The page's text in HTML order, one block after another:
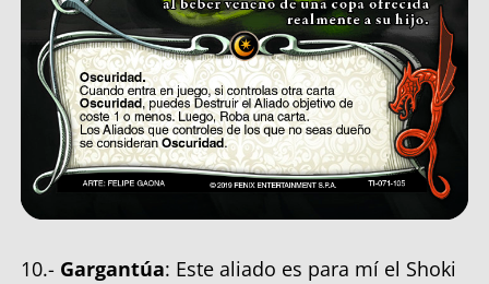
10.- Gargantúa: Este aliado es para mí el Shoki